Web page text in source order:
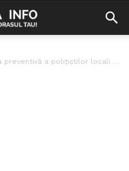
a polițiștilor locali din Codlea